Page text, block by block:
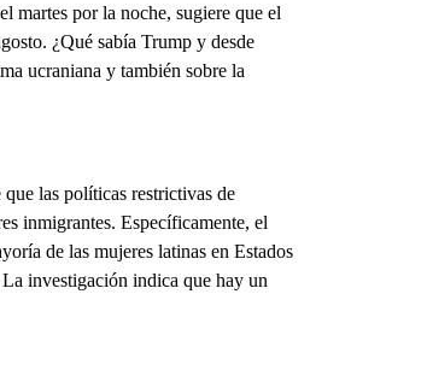
martes por la noche, sugiere que el
¿Qué sabía Trump y desde
ucraniana y también sobre la
las políticas restrictivas de
inmigrantes. Específicamente, el
de las mujeres latinas en Estados
investigación indica que hay un